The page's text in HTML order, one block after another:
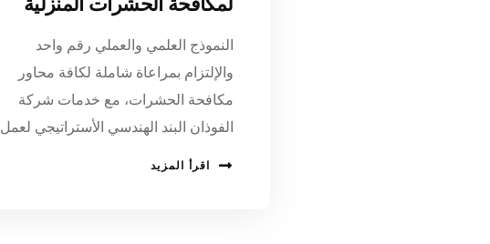
النموذج العلمي والعملي رقم واحد
والإلتزام بمراعاة شاملة لكافة محاور
مكافحة الحشرات، مع خدمات شركة
الفوذان البند الهندسي الأستراتيجي لعمل
اقرأ المزيد